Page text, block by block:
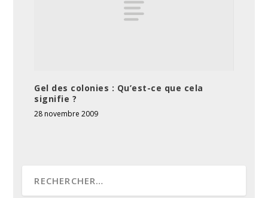
Gel des colonies : Qu’est-ce que cela
signifie ?
28 novembre 2009